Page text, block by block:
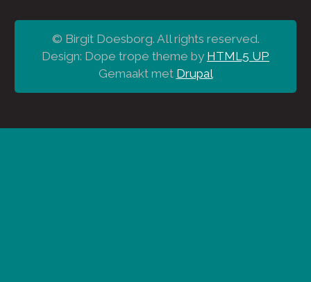
© Birgit Doesborg. All rights reserved.
Design: Dope trope theme by HTML5 UP
Gemaakt met Drupal